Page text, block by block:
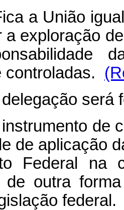
a União
a exploração
controladas.
delegação será
de
de aplicação
Federal na
de outra
federal.